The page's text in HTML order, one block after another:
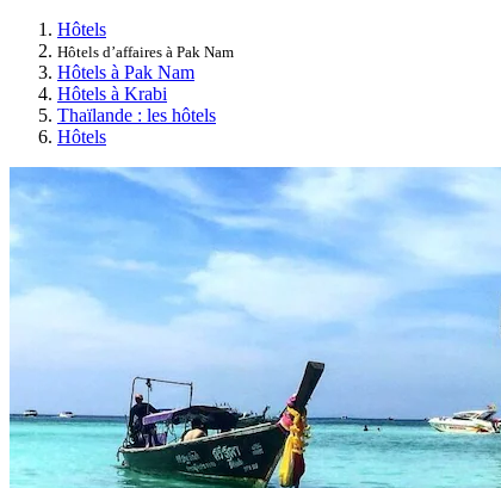
Hôtels
Hôtels d’affaires à Pak Nam
Hôtels à Pak Nam
Hôtels à Krabi
Thaïlande : les hôtels
Hôtels